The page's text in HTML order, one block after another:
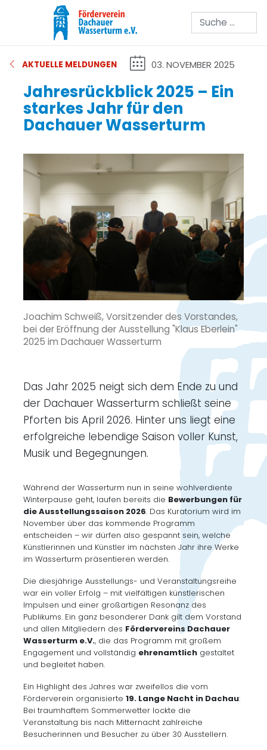
Suchen
AKTUELLE MELDUNGEN 03. NOVEMBER 2025
Jahresrückblick 2025 – Ein
starkes Jahr für den
Dachauer Wasserturm
Joachim Schweiß, Vorsitzender des Vorstandes,
bei der Eröffnung der Ausstellung "Klaus Eberlein"
2025 im Dachauer Wasserturm
Das Jahr 2025 neigt sich dem Ende zu und
der Dachauer Wasserturm schließt seine
Pforten bis April 2026. Hinter uns liegt eine
erfolgreiche lebendige Saison voller Kunst,
Musik und Begegnungen.
Während der Wasserturm nun in seine wohlverdiente
Winterpause geht, laufen bereits die Bewerbungen für
die Ausstellungssaison 2026. Das Kuratorium wird im
November über das kommende Programm
entscheiden – wir dürfen also gespannt sein, welche
Künstlerinnen und Künstler im nächsten Jahr ihre Werke
im Wasserturm präsentieren werden.
Die diesjährige Ausstellungs- und Veranstaltungsreihe
war ein voller Erfolg – mit vielfältigen künstlerischen
Impulsen und einer großartigen Resonanz des
Publikums. Ein ganz besonderer Dank gilt dem Vorstand
und allen Mitgliedern des Fördervereins Dachauer
Wasserturm e.V., die das Programm mit großem
Engagement und vollständig ehrenamtlich gestaltet
und begleitet haben.
Ein Highlight des Jahres war zweifellos die vom
Förderverein organisierte19. Lange Nacht in Dachau:
Bei traumhaftem Sommerwetter lockte die
Veranstaltung bis nach Mitternacht zahlreiche
Besucherinnen und Besucher zu über 30 Ausstellern.